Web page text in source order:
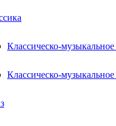
Классическо-
Классическо-